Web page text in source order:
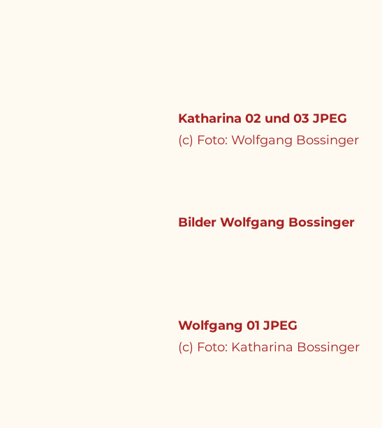
Katharina 02 und 03 JPEG
(c) Foto: Wolfgang Bossinger
Bilder Wolfgang Bossinger
Wolfgang 01 JPEG
(c) Foto: Katharina Bossinger